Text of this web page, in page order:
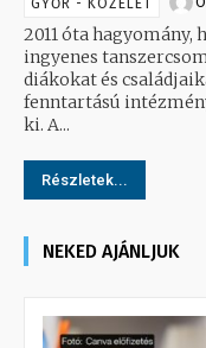
GYŐR - KÖZÉLET
2011 óta hagyomány,
ingyenes
diákokat és családjaikat. A húsz állami és hét
fenntartású
ki. A...
Részletek...
NEKED AJÁNLJUK